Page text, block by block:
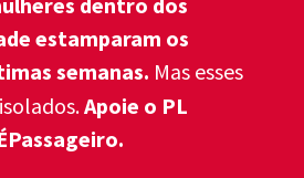
estamparam os
semanas. Mas esses
Apoie o PL